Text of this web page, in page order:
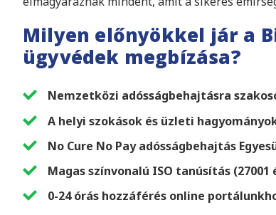
Milyen előnyökkel jár a
ügyvédek megbízása?
Nemzetközi adósságbehajtásra
A helyi szokások és üzleti
No Cure No Pay adósságbehajtás
Magas színvonalú ISO tanúsítás (27001
0-24 órás hozzáférés online